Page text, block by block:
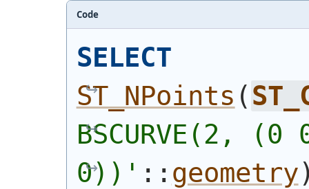
Code
SELECT
ST_NPoints (
BSCURVE(2,
0))' :: geometry